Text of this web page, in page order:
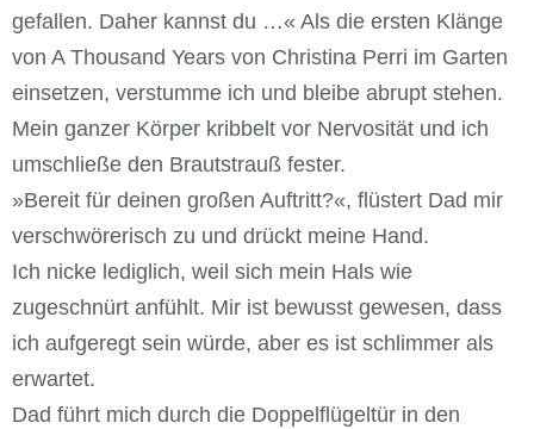
gefallen. Daher kannst du …« Als die ersten Klänge
von A Thousand Years von Christina Perri im Garten
einsetzen, verstumme ich und bleibe abrupt stehen.
Mein ganzer Körper kribbelt vor Nervosität und ich
umschließe den Brautstrauß fester.
»Bereit für deinen großen Auftritt?«, flüstert Dad mir
verschwörerisch zu und drückt meine Hand.
Ich nicke lediglich, weil sich mein Hals wie
zugeschnürt anfühlt. Mir ist bewusst gewesen, dass
ich aufgeregt sein würde, aber es ist schlimmer als
erwartet.
Dad führt mich durch die Doppelflügeltür in den